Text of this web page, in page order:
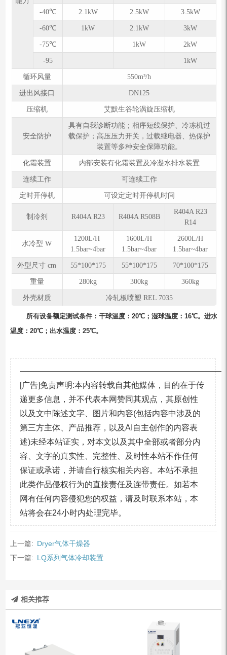
-40℃
2.1kW 2.5kW 3.5kW
-60℃ 1kW 2.1kW 3kW
-75℃ 1kW 2kW
-95 1kW
循环风量 550m³/h
进出风接口 DN125
压缩机 艾默生谷轮涡旋压缩机
安全防护
具有自我诊断功能；相序短线保护、冷冻机过
载保护；高压压力开关，过载继电器、热保护
装置等多种安全保障功能。
化霜装置 内部安装有化霜装置及冷凝水排水装置
连续工作 可连续工作
定时开停机 可设定定时开停机时间
制冷剂 R404A R23 R404A R508B
R404A R23
R14
水冷型 W
1200L/H
1.5bar~4bar
1600L/H
1.5bar~4bar
2600L/H
1.5bar~4bar
外型尺寸 cm 55*100*175 55*100*175 70*100*175
重量 280kg 300kg 360kg
外壳材质 冷轧板喷塑 REL 7035
所有设备额定测试条件：⼲球温度：20℃；湿球温度：16℃。进⽔
温度：20℃；出⽔温度：25℃。
[广告]免责声明:本内容转载自其他媒体，目的在于传
递更多信息，并不代表本网赞同其观点，其原创性
以及文中陈述文字、图片和内容(包括内容中涉及的
第三方主体、产品推荐，以及AI自主创作的内容表
述)未经本站证实，对本文以及其中全部或者部分内
容、文字的真实性、完整性、及时性本站不作任何
保证或承诺，并请自行核实相关内容。本站不承担
此类作品侵权行为的直接责任及连带责任。如若本
网有任何内容侵犯您的权益，请及时联系本站，本
站将会在24小时内处理完毕。
上一篇: Dryer气体干燥器
下一篇: LQ系列气体冷却装置
相关推荐